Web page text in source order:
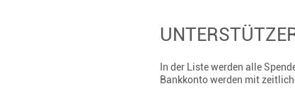
In der Liste werden alle
Bankkonto werden mit